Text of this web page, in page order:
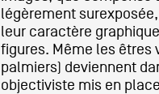
légèrement
leur caractère
figures. Même les êtres
palmiers) deviennent
objectiviste mis en